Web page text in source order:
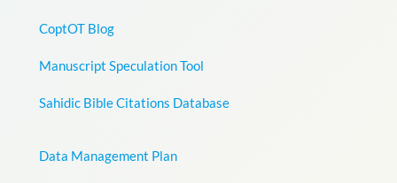
CoptOT Blog
Manuscript Speculation Tool
Sahidic Bible Citations Database
Data Management Plan